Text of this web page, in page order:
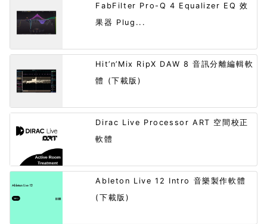
FabFilter Pro-Q 4 Equalizer EQ 效
果器 Plug...
Hit’n’Mix RipX DAW 8 音訊分離編輯軟
體 (下載版)
Dirac Live Processor ART 空間校正
軟體
Ableton Live 12 Intro 音樂製作軟體
(下載版)